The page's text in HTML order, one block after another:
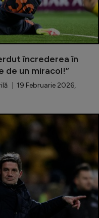
încrederea în
de un miracol!”
| 19 Februarie 2026,